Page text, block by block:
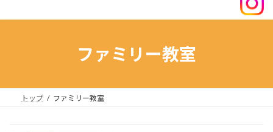
ファミリー教室
トップ ファミリー教室